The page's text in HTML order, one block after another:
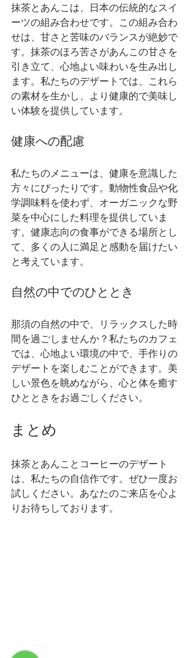
抹茶とあんこは、日本の伝統的なスイ
ーツの組み合わせです。この組み合わ
せは、甘さと苦味のバランスが絶妙で
す。抹茶のほろ苦さがあんこの甘さを
引き立て、心地よい味わいを生み出し
ます。私たちのデザートでは、これら
の素材を生かし、より健康的で美味し
い体験を提供しています。
健康への配慮
私たちのメニューは、健康を意識した
方々にぴったりです。動物性食品や化
学調味料を使わず、オーガニックな野
菜を中心にした料理を提供していま
す。健康志向の食事ができる場所とし
て、多くの人に満足と感動を届けたい
と考えています。
自然の中でのひととき
那須の自然の中で、リラックスした時
間を過ごしませんか？私たちのカフェ
では、心地よい環境の中で、手作りの
デザートを楽しむことができます。美
しい景色を眺めながら、心と体を癒す
ひとときをお過ごしください。
まとめ
抹茶とあんことコーヒーのデザート
は、私たちの自信作です。ぜひ一度お
試しください。あなたのご来店を心よ
りお待ちしております。